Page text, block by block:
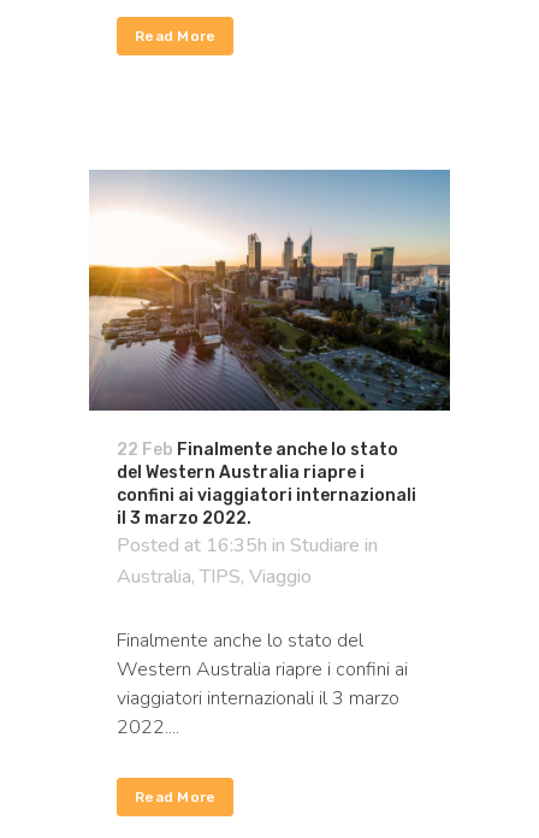
Read More
22 Feb Finalmente anche lo stato
del Western Australia riapre i
confini ai viaggiatori internazionali
il 3 marzo 2022.
Posted at 16:35h in Studiare in
Australia, TIPS, Viaggio
Finalmente anche lo stato del
Western Australia riapre i confini ai
viaggiatori internazionali il 3 marzo
2022....
Read More